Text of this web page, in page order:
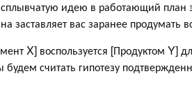
идею в работающий план
заставляет вас заранее продумать
X] воспользуется [Продуктом Y]
считать гипотезу